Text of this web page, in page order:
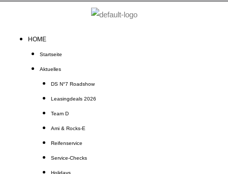
HOME
Startseite
Aktuelles
DS N°7 Roadshow
Leasingdeals 2026
Team D
Ami & Rocks-E
Reifenservice
Service-Checks
Holidays